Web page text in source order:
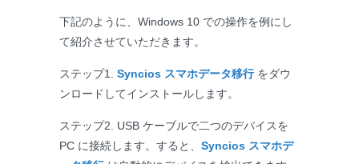
下記のように、Windows 10 での操作を例にし
て紹介させていただきます。
ステップ1. Syncios スマホデータ移行をダウ
ンロードしてインストールします。
ステップ2. USB ケーブルで二つのデバイスを
PC に接続します。すると、 Syncios スマホデ